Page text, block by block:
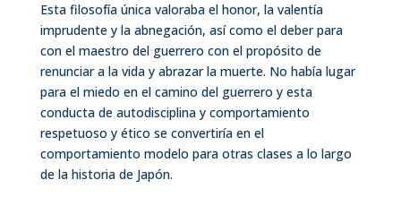
Esta filosofía única valoraba el honor, la valentía
imprudente y la abnegación, así como el deber para
con el maestro del guerrero con el propósito de
renunciar a la vida y abrazar la muerte. No había lugar
para el miedo en el camino del guerrero y esta
conducta de autodisciplina y comportamiento
respetuoso y ético se convertiría en el
comportamiento modelo para otras clases a lo largo
de la historia de Japón.